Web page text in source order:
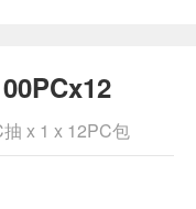
x 1 x 12PC包